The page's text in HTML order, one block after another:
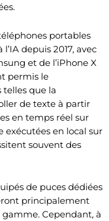
portables
depuis 2017, avec
et de l’iPhone X
permis le
que la
de texte à partir
en temps réel sur
exécutées en local sur
souvent des
de puces dédiées
principalement
Cependant, à